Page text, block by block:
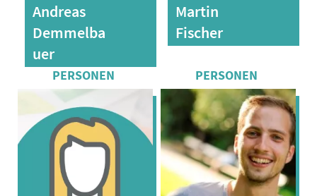
Andreas
Demmelba
uer
Martin
Fischer